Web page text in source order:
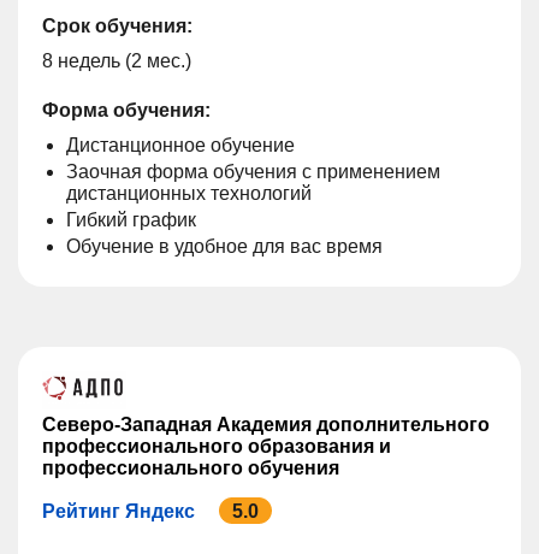
Срок обучения:
8 недель (2 мес.)
Форма обучения:
Дистанционное обучение
Заочная форма обучения с применением
дистанционных технологий
Гибкий график
Обучение в удобное для вас время
Северо-Западная Академия дополнительного
профессионального образования и
профессионального обучения
Рейтинг Яндекс 5.0